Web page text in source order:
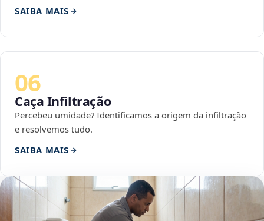
SAIBA MAIS
06
Caça Infiltração
Percebeu umidade? Identificamos a origem da infiltração
e resolvemos tudo.
SAIBA MAIS